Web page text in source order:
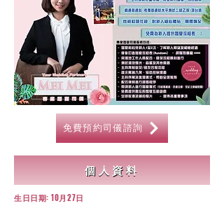
免費預約司儀諮詢
個人資料
生日日期: 10月27日